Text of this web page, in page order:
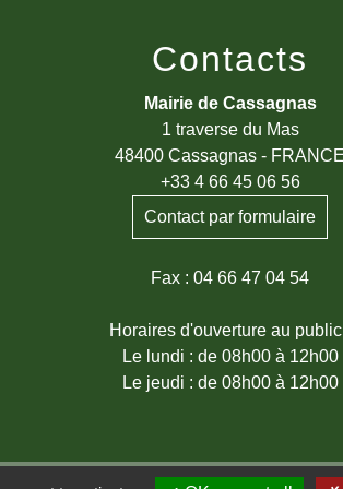
Contacts
Mairie de Cassagnas
1 traverse du Mas
48400 Cassagnas -
+33 4 66 45 06 56
Contact par formulaire
Fax : 04 66 47 04 54
Horaires d'ouverture au
Le lundi : de 08h00 à 12h00
Le jeudi : de 08h00 à 12h00